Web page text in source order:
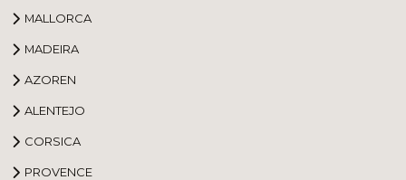
MALLORCA
MADEIRA
AZOREN
ALENTEJO
CORSICA
PROVENCE